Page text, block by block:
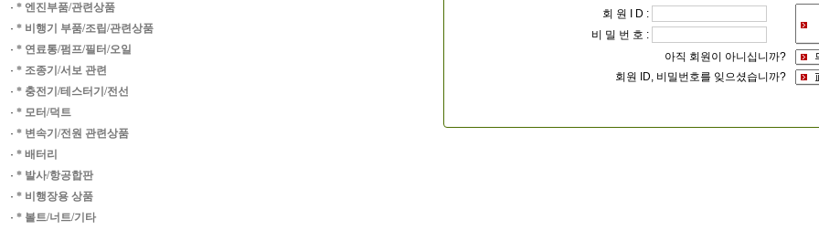
· * 엔진부품/관련상품
· * 비행기 부품/조립/관련상품
· * 연료통/펌프/필터/오일
· * 조종기/서보 관련
· * 충전기/테스터기/전선
· * 모터/덕트
· * 변속기/전원 관련상품
· * 배터리
· * 발사/항공합판
· * 비행장용 상품
· * 볼트/너트/기타
회 원 I D :
비 밀 번 호 :
아직 회원이 아니십니까?
회원 ID, 비밀번호를 잊으셨습니까?